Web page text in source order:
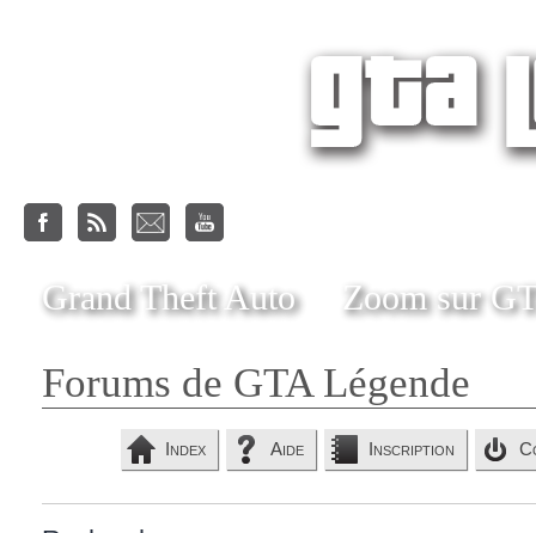
Grand Theft Auto Zoom sur
Forums de GTA Légende
Index Aide Inscription